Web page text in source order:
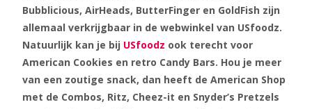
Bubblicious, AirHeads, ButterFinger en GoldFish zijn
allemaal verkrijgbaar in de webwinkel van USfoodz.
Natuurlijk kan je bij USfoodz ook terecht voor
American Cookies en retro Candy Bars. Hou je meer
van een zoutige snack, dan heeft de American Shop
met de Combos, Ritz, Cheez-it en Snyder’s Pretzels